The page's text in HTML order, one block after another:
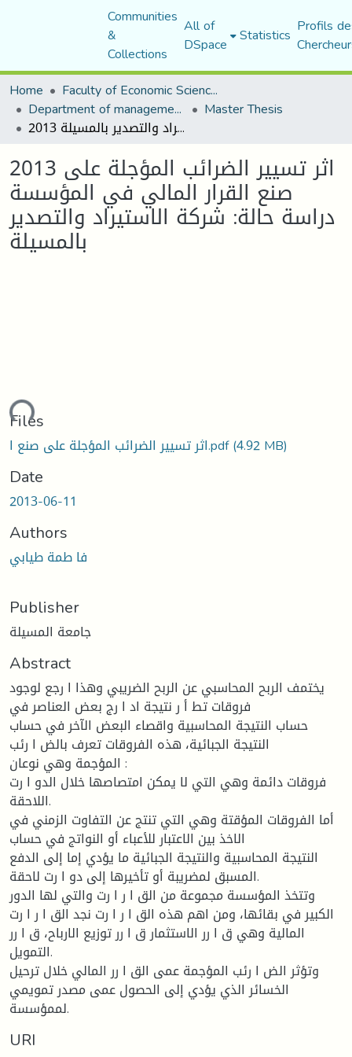
Communities
&
Collections
All of
DSpace Statistics Profils
Home
Faculty of Economic Sciences, Commerce and Management Sciences
Department of management sciences Master Thesis
2013 اثر تسيير الضرائب المؤجلة على صنع القرار المالي في المؤسسة دراسة حالة: شركة الاستيراد والتصدير بالمسيلة
2013 اثر تسيير الضرائب المؤجلة على
صنع القرار المالي في المؤسسة
دراسة حالة: شركة الاستيراد والتصدير
بالمسيلة
Files
اثر تسيير الضرائب المؤجلة على صنع ا.pdf(4.92 MB)
Date
2013-06-11
Authors
فا طمة طيابي
Publisher
جامعة المسيلة
Abstract
يختمف الربح المحاسبي عن الربح الضريبي وهذا ا رجع لوجود
فروقات تط أ ر نتيجة اد ا رج بعض العناصر في
حساب النتيجة المحاسبية واقصاء البعض الآخر في حساب
النتيجة الجبائية، هذه الفروقات تعرف بالض ا رئب
المؤجمة وهي نوعان :
فروقات دائمة وهي التي لا يمكن امتصاصها خلال الدو ا رت
اللاحقة.
أما الفروقات المؤقتة وهي التي تنتج عن التفاوت الزمني في
الاخذ بين الاعتبار للأعباء أو النواتج في حساب
النتيجة المحاسبية والنتيجة الجبائية ما يؤدي إما إلى الدفع
المسبق لمضريبة أو تأخيرها إلى دو ا رت لاحقة.
وتتخذ المؤسسة مجموعة من الق ا ر ا رت والتي لها الدور
الكبير في بقائها، ومن اهم هذه الق ا ر ا رت نجد الق ا ر ا رت
المالية وهي ق ا رر الاستثمار ق ا رر توزيع الارباح، ق ا رر
التمويل.
وتؤثر الض ا رئب المؤجمة عمى الق ا رر المالي خلال ترحيل
الخسائر الذي يؤدي إلى الحصول عمى مصدر تمويمي
لممؤسسة.
URI